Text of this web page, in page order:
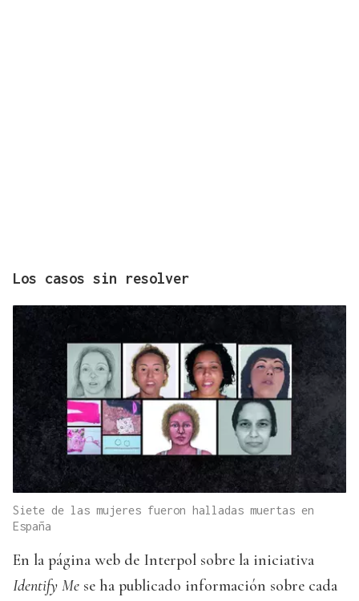
Los casos sin resolver
Siete de las mujeres fueron halladas muertas en
España
En la página web de Interpol sobre la iniciativa
Identify Me se ha publicado información sobre cada